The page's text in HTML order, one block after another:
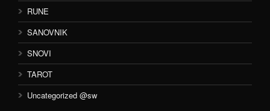
RUNE
SANOVNIK
SNOVI
TAROT
Uncategorized @sw